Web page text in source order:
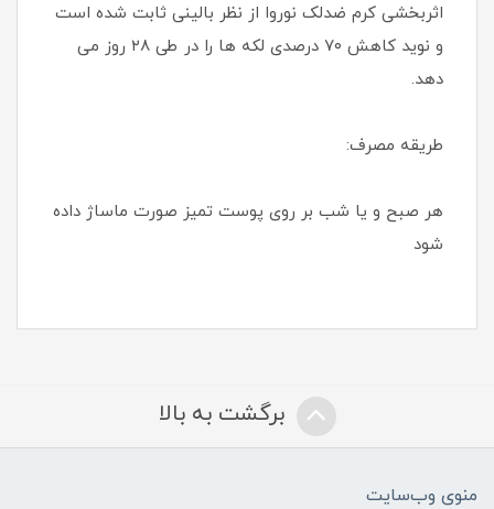
اثربخشی کرم ضدلک نوروا از نظر بالینی ثابت شده است
و نوید کاهش ۷۰ درصدی لکه ها را در طی ۲۸ روز می
دهد.
طریقه مصرف:
هر صبح و یا شب بر روی پوست تمیز صورت ماساژ داده
شود
برگشت به بالا
منوی وب‌سایت